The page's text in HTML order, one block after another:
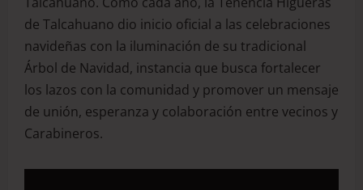
de Talcahuano dio inicio oficial a las celebraciones
navideñas con la iluminación de su tradicional
Árbol de Navidad, instancia que busca fortalecer
los lazos con la comunidad y promover un mensaje
de unión, esperanza y colaboración entre vecinos y
Carabineros.